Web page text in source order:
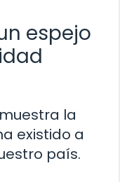
espejo
la
existido a
país.